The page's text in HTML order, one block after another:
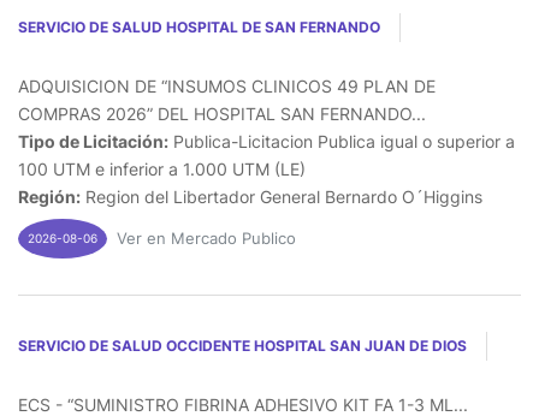
SERVICIO DE SALUD HOSPITAL DE SAN FERNANDO
ADQUISICION DE “INSUMOS CLINICOS 49 PLAN DE
COMPRAS 2026” DEL HOSPITAL SAN FERNANDO...
Tipo de Licitación: Publica-Licitacion Publica igual o superior a
100 UTM e inferior a 1.000 UTM (LE)
Región: Region del Libertador General Bernardo O´Higgins
2026-08-06 Ver en Mercado Publico
SERVICIO DE SALUD OCCIDENTE HOSPITAL SAN JUAN DE DIOS
ECS - “SUMINISTRO FIBRINA ADHESIVO KIT FA 1-3 ML...